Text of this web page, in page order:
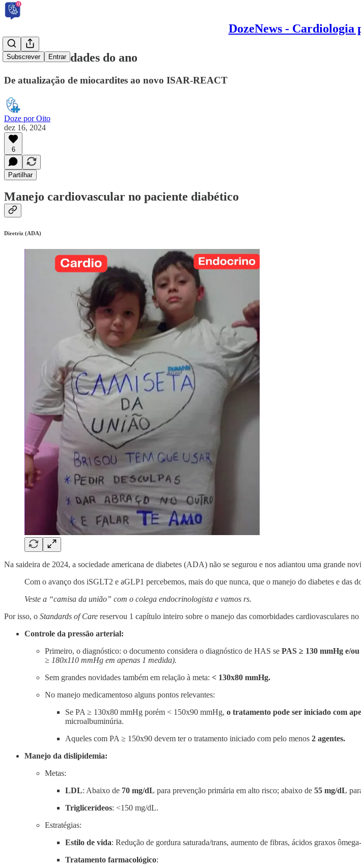
DozeNews - Cardiologia
Subscrever Entrar
Últimas novidades do ano
De atualização de miocardites ao novo ISAR-REACT
Doze por Oito
dez 16, 2024
6
Partilhar
Manejo cardiovascular no paciente diabético
Diretriz (ADA)
Na saideira de 2024, a sociedade americana de diabetes (ADA) não se segurou e nos adiantou uma grande
Com o avanço dos iSGLT2 e aGLP1 percebemos, mais do que nunca, que o manejo do diabetes e das
Veste a “camisa da união” com o colega endocrinologista e vamos rs.
Por isso, o Standards of Care reservou 1 capítulo inteiro sobre o manejo das comorbidades cardiovasculares
Controle da pressão arterial:
Primeiro, o diagnóstico: o documento considera o diagnóstico de HAS se PAS ≥ 130 mmHg e/
≥ 180x110 mmHg em apenas 1 medida).
Sem grandes novidades também em relação à meta: < 130x80 mmHg.
No manejo medicamentoso alguns pontos relevantes:
Se PA ≥ 130x80 mmHg porém < 150x90 mmHg, o tratamento pode ser iniciado com
microalbuminúria.
Aqueles com PA ≥ 150x90 devem ter o tratamento iniciado com pelo menos 2 agentes.
Manejo da dislipidemia:
Metas:
LDL: Abaixo de 70 mg/dL para prevenção primária em alto risco; abaixo de 55 mg/dL
Triglicerídeos: <150 mg/dL.
Estratégias:
Estilo de vida: Redução de gordura saturada/trans, aumento de fibras, ácidos graxos
Tratamento farmacológico: